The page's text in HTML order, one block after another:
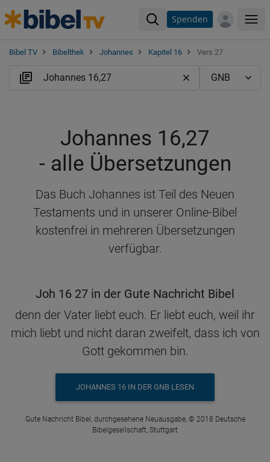
Spenden
Bibel TV Bibelthek Johannes Kapitel 16 Vers 27
Johannes 16,27
- alle Übersetzungen
Das Buch Johannes ist Teil des Neuen
Testaments und in unserer Online-Bibel
kostenfrei in mehreren Übersetzungen
verfügbar.
Joh 16 27 in der Gute Nachricht Bibel
denn der Vater liebt euch. Er liebt euch, weil ihr
mich liebt und nicht daran zweifelt, dass ich von
Gott gekommen bin.
JOHANNES 16 IN DER GNB LESEN
Gute Nachricht Bibel, durchgesehene Neuausgabe, © 2018 Deutsche
Bibelgesellschaft, Stuttgart